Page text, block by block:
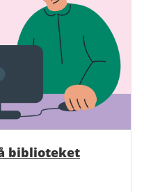
biblioteket